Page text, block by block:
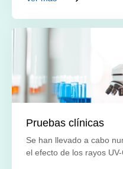
Pruebas clínicas
Se han llevado a cabo
el efecto de los rayos